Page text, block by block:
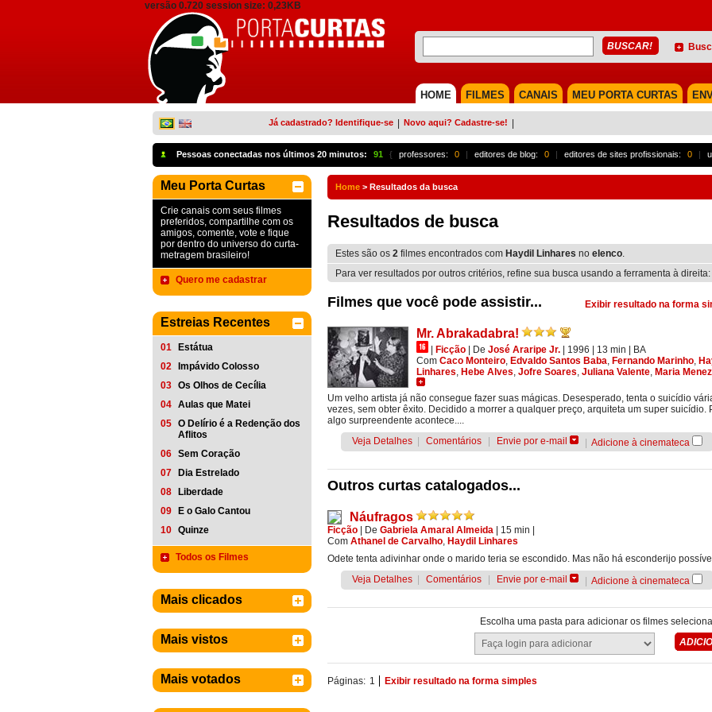
versão 0.720 session size: 0,23KB
MEU PORTA CURTAS
CANAIS
FILMES
HOME
Já cadastrado? Identifique-se Novo aqui? Cadastre-se!
Pessoas conectadas nos últimos 20 minutos: 91 { professores: 0 | editores de blog: 0 | editores de sites profissionais: 0 |
Meu Porta Curtas
Crie canais com seus filmes
preferidos, compartilhe com os
amigos, comente, vote e fique
por dentro do universo do curta-
metragem brasileiro!
Quero me cadastrar
Estreias Recentes
01
Estátua
02
Impávido Colosso
03 Os Olhos de Cecília
04 Aulas que Matei
05 O Delírio é a Redenção dos
Aflitos
06 Sem Coração
07
Dia Estrelado
08
Liberdade
09
E o Galo Cantou
10 Quinze
Todos os Filmes
Mais clicados
Mais vistos
Mais votados
Home > Resultados da busca
Resultados de busca
Estes são os 2 filmes encontrados com Haydil Linhares no elenco.
Para ver resultados por outros critérios, refine sua busca usando a ferramenta à direita:
Exibir resultado na forma
Filmes que você pode assistir...
Mr. Abrakadabra!
Ficção De José Araripe Jr. | 1996 | 13 min
BA
Com Caco Monteiro, Edvaldo Santos Baba, Fernando Marinho,
Linhares, Hebe Alves, Jofre Soares, Juliana Valente, Maria
Um velho artista já não consegue fazer suas mágicas. Desesperado, tenta o suicídio
vezes, sem obter êxito. Decidido a morrer a qualquer preço, arquiteta um super suicídio.
algo surpreendente acontece....
Veja Detalhes
Comentários Envie por e-mail Adicione à cinemateca
Outros curtas catalogados...
Náufragos
Ficção De Gabriela Amaral Almeida | 15 min
Com Athanel de Carvalho, Haydil Linhares
Odete tenta adivinhar onde o marido teria se escondido. Mas não há esconderijo
Veja Detalhes
Comentários Envie por e-mail Adicione à cinemateca
Escolha uma pasta para adicionar os filmes
Páginas: 1 Exibir resultado na forma simples